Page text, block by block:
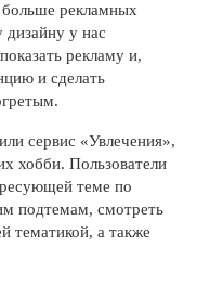
больше рекламных
дизайну у нас
рекламу и,
и сделать
сервис «Увлечения»,
хобби. Пользователи
теме по
подтемам, смотреть
тематикой, а также